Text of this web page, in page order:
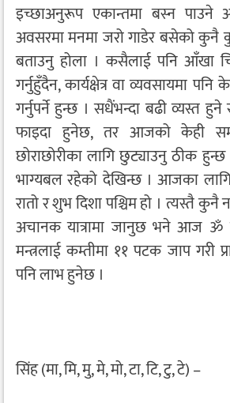
इच्छाअनुरूप एकान्तमा बस्न
अवसरमा मनमा जरो गाडेर बसेको कुनै
बताउनु होला । कसैलाई पनि आँखा
गर्नुहुँदैन, कार्यक्षेत्र वा व्यवसायमा
गर्नुपर्ने हुन्छ । सधैंभन्दा बढी व्यस्त
फाइदा हुनेछ, तर आजको केही
छोराछोरीका लागि छुट्याउनु ठीक
भाग्यबल रहेको देखिन्छ । आजका
रातो र शुभ दिशा पश्चिम हो । त्यस्तै
अचानक यात्रामा जानुछ भने आज ॐ
मन्त्रलाई कम्तीमा ११ पटक जाप गरी
पनि लाभ हुनेछ ।
सिंह (मा, मि, मु, मे, मो, टा, टि, टु, टे) –